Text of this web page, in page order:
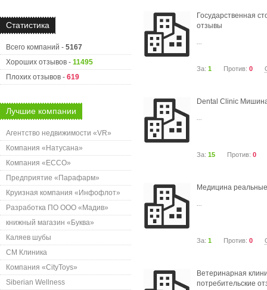
Статистика
Всего компаний - 5167
Хороших отзывов - 11495
Плохих отзывов - 619
Лучшие компании
Агентство недвижимости «VR»
Компания «Натусана»
Компания «ECCO»
Предприятие «Парафарм»
Круизная компания «Инфофлот»
Разработка ПО ООО «Мадив»
книжный магазин «Буква»
Каляев шубы
СМ Клиника
Компания «CityToys»
Siberian Wellness
Государственная
отзывы
...
За: 1 Против: 0
Dental Clinic
...
За: 15 Против: 0
Медицина
...
За: 1 Против: 0
Ветеринарная
потребительские